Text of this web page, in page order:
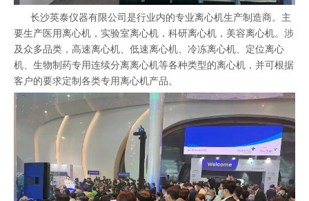
长沙英泰仪器有限公司是行业内的专业离心机生产制造商。主
要生产医用离心机，实验室离心机，科研离心机，美容离心机。涉
及众多品类，高速离心机、低速离心机、冷冻离心机、定位离心
机、生物制药专用连续分离离心机等各种类型的离心机，并可根据
客户的要求定制各类专用离心机产品。